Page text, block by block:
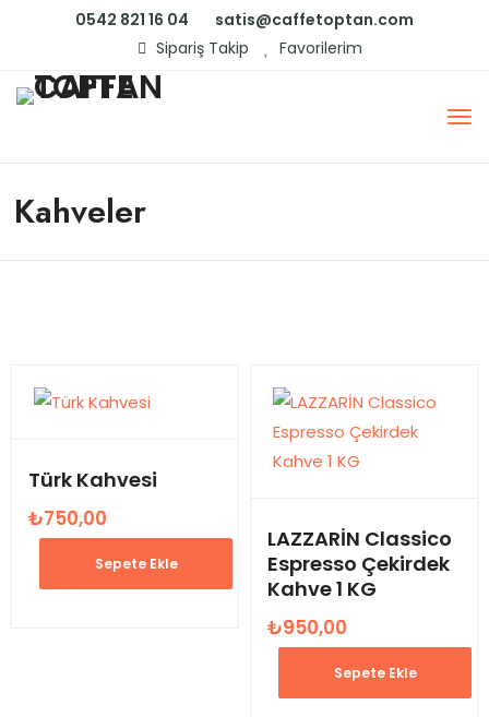
0542 821 16 04
satis@caffetoptan.com
Sipariş Takip
Favorilerim
Kahveler
Türk Kahvesi
₺750,00
Sepete Ekle
LAZZARİN Classico
Espresso Çekirdek
Kahve 1 KG
₺950,00
Sepete Ekle